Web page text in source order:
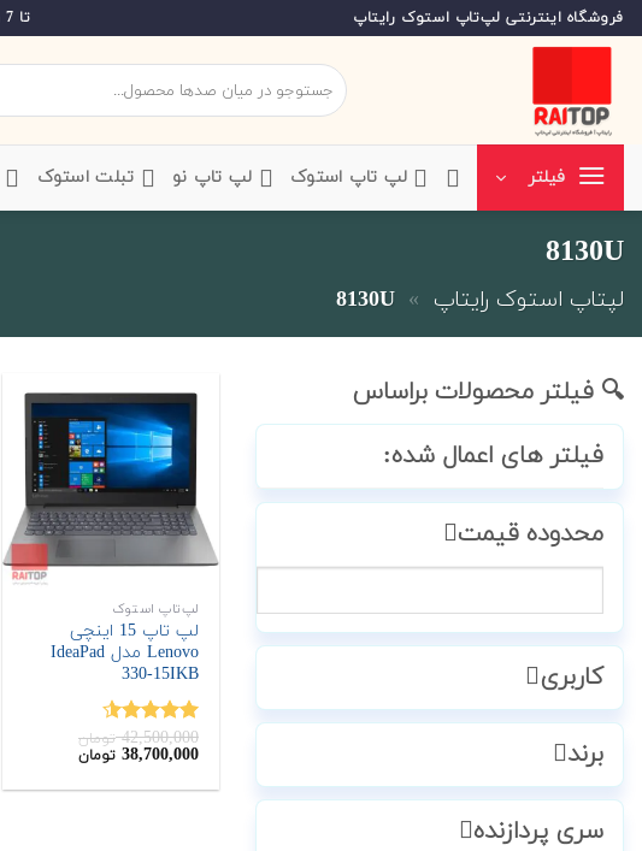
Skip
to
فروشگاه اینترنتی لپ‌تاپ استوک رایتاپ تا 7 روز مهلت تست بی قید و شرط و دوماه گارانتی رایگان
جستجو
برای:
فیلتر ‌لپ تاپ استوک ‌لپ تاپ نو ‌ تبلت استوک
8130U
لپتاپ استوک رایتاپ »
8130U
🔍 فیلتر محصولات براساس
فیلتر های اعمال شده:
محدوده قیمت
کاربری
برند
سری پردازنده
لپ‌تاپ استوک
لپ تاپ 15 اینچی
Lenovo مدل IdeaPad
330-15IKB
نمره4.50
از 5
42,500,000 تومان
قیمت
42,500,000
38,700,000 تومانقیمت
38,700,000